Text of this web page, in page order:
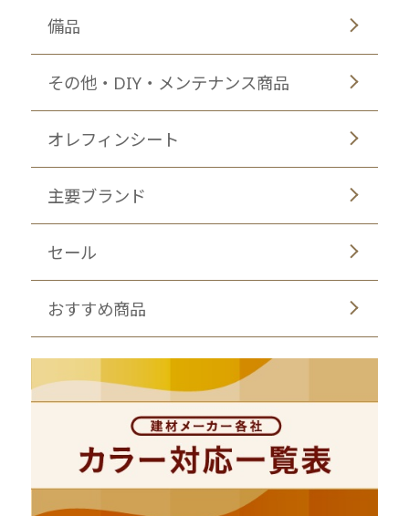
備品
その他・DIY・メンテナンス商品
オレフィンシート
主要ブランド
セール
おすすめ商品